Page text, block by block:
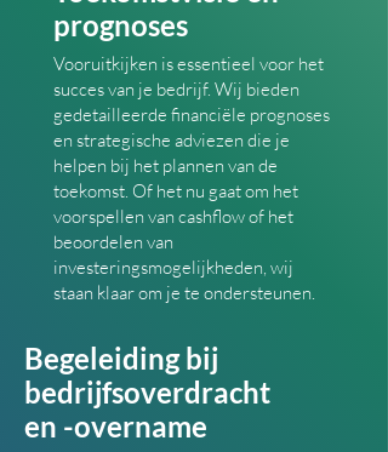
prognoses
Vooruitkijken is essentieel voor het
succes van je bedrijf. Wij bieden
gedetailleerde financiële prognoses
en strategische adviezen die je
helpen bij het plannen van de
toekomst. Of het nu gaat om het
voorspellen van cashflow of het
beoordelen van
investeringsmogelijkheden, wij
staan klaar om je te ondersteunen.
Begeleiding bij
bedrijfsoverdracht
en -overname